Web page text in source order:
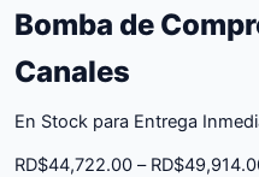
Bomba de
Canales
En Stock para Entrega
RD$44,722.00 – RD$